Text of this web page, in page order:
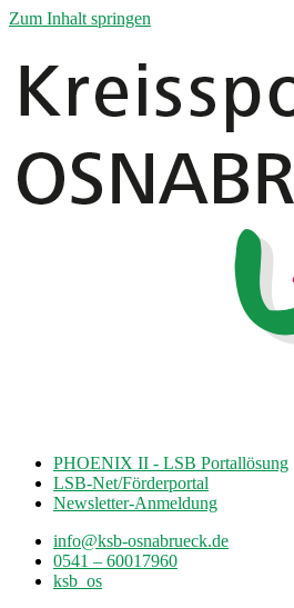
Zum Inhalt springen
PHOENIX II - LSB Portallösung
LSB-Net/Förderportal
Newsletter-Anmeldung
info@ksb-osnabrueck.de
0541 – 60017960
ksb_os